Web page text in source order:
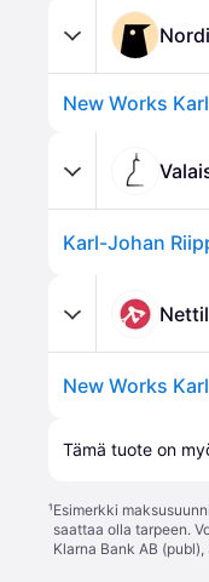
Tämä tuote on
¹Esimerkki
saattaa olla tarpeen.
Klarna Bank AB